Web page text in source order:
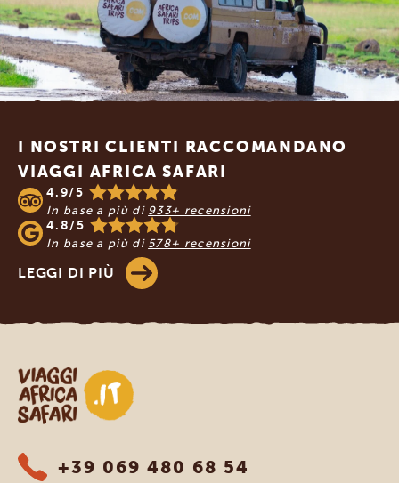
Footer
I NOSTRI CLIENTI RACCOMANDANO
VIAGGI AFRICA SAFARI
4.9/5
In base a più di 933+ recensioni
4.8/5
In base a più di 578+ recensioni
LEGGI DI PIÙ
Viaggi Africa Safari
+39 069 480 68 54